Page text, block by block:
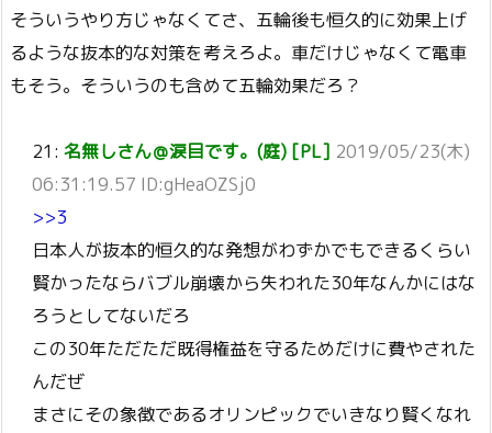
そういうやり方じゃなくてさ、五輪後も恒久的に効果上げ
るような抜本的な対策を考えろよ。車だけじゃなくて電車
もそう。そういうのも含めて五輪効果だろ？
21: 名無しさん＠涙目です。(庭) [PL] 2019/05/23(木)
06:31:19.57 ID:gHeaOZSj0
>>3
日本人が抜本的恒久的な発想がわずかでもできるくらい
賢かったならバブル崩壊から失われた30年なんかにはな
ろうとしてないだろ
この30年ただただ既得権益を守るためだけに費やされた
んだぜ
まさにその象徴であるオリンピックでいきなり賢くなれ